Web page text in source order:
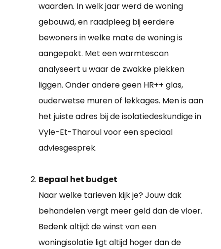
waarden. In welk jaar werd de woning
gebouwd, en raadpleeg bij eerdere
bewoners in welke mate de woning is
aangepakt. Met een warmtescan
analyseert u waar de zwakke plekken
liggen. Onder andere geen HR++ glas,
ouderwetse muren of lekkages. Men is aan
het juiste adres bij de isolatiedeskundige in
Vyle-Et-Tharoul voor een speciaal
adviesgesprek.
Bepaal het budget
Naar welke tarieven kijk je? Jouw dak
behandelen vergt meer geld dan de vloer.
Bedenk altijd: de winst van een
woningisolatie ligt altijd hoger dan de